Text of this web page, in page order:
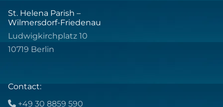
St. Helena Parish –
Wilmersdorf-Friedenau
Ludwigkirchplatz 10
10719 Berlin
Contact:
 +49 30 8859 590